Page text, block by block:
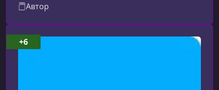
магистратуру по искусственному интеллекту,
возглавил направление AI в стартапе и
запустил YouTube‑канал, посвящённый
объяснению ключевых концепций ИИ. Эти
Автор
+6